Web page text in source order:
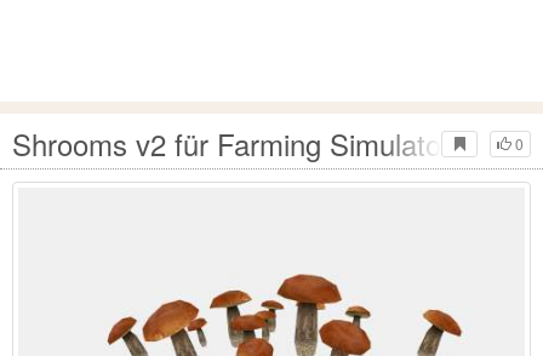
0
Shrooms v2 für Farming Simulator 2015